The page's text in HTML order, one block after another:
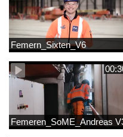
Femern_Sixten_V6
Femeren_SoME_Andreas